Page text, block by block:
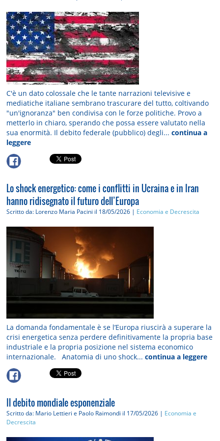
C'è un dato colossale che le tante narrazioni televisive e
mediatiche italiane sembrano trascurare del tutto, coltivando
"un'ignoranza" ben condivisa con le forze politiche. Provo a
metterlo in chiaro, sperando che possa essere valutato nella
sua enormità. Il debito federale (pubblico) degli...continua a
leggere
Lo shock energetico: come i conflitti in Ucraina e in Iran
hanno ridisegnato il futuro dell’Europa
Scritto da: Lorenzo Maria Pacini il 18/05/2026 | Economia e Decrescita
La domanda fondamentale è se l’Europa riuscirà a superare la
crisi energetica senza perdere definitivamente la propria base
industriale e la propria posizione nel sistema economico
internazionale. Anatomia di uno shock...continua a leggere
Il debito mondiale esponenziale
Scritto da: Mario Lettieri e Paolo Raimondi il 17/05/2026 | Economia e
Decrescita